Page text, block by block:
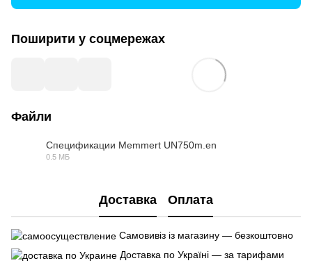
Поширити у соцмережах
Файли
Спецификации Memmert UN750m.en
0.5 МБ
Доставка Оплата
Самовивіз із магазину — безкоштовно
Доставка по Україні — за тарифами